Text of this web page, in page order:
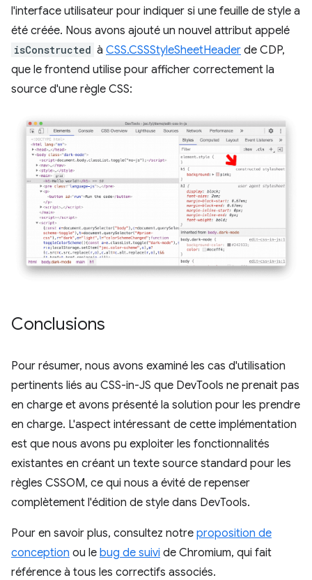
l'interface utilisateur pour indiquer si une feuille de style a
été créée. Nous avons ajouté un nouvel attribut appelé
isConstructed à CSS.CSSStyleSheetHeader de CDP,
que le frontend utilise pour afficher correctement la
source d'une règle CSS:
Conclusions
Pour résumer, nous avons examiné les cas d'utilisation
pertinents liés au CSS-in-JS que DevTools ne prenait pas
en charge et avons présenté la solution pour les prendre
en charge. L'aspect intéressant de cette implémentation
est que nous avons pu exploiter les fonctionnalités
existantes en créant un texte source standard pour les
règles CSSOM, ce qui nous a évité de repenser
complètement l'édition de style dans DevTools.
Pour en savoir plus, consultez notre proposition de
conception ou le bug de suivi de Chromium, qui fait
référence à tous les correctifs associés.